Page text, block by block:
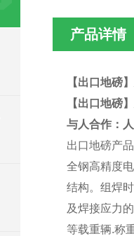
产品详情
【出口地磅
【出口地磅
与人合作：
出口地磅产
全钢高精度
结构。组焊
及焊接应力
等载重辆.称